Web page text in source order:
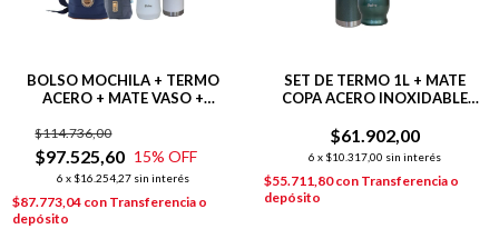
BOLSO MOCHILA + TERMO
ACERO + MATE VASO +
$97.525,60
$114.736,00
15% OFF
6 x $16.254,27 sin interés
$87.773,04 con Transferencia o
depósito
SET DE TERMO 1L + MATE
COPA ACERO INOXIDABLE
$61.902,00
6 x $10.317,00 sin interés
$55.711,80con Transferencia o
depósito